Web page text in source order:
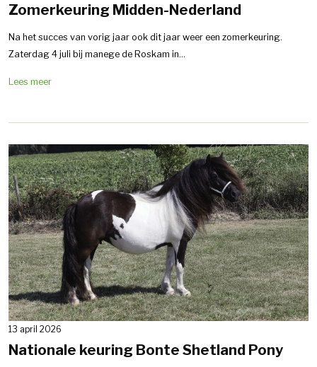
Zomerkeuring Midden-Nederland
Na het succes van vorig jaar ook dit jaar weer een zomerkeuring.
Zaterdag 4 juli bij manege de Roskam in...
Lees meer
13 april 2026
Nationale keuring Bonte Shetland Pony